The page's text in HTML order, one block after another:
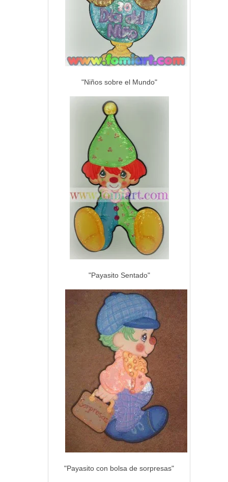
"Niños sobre el Mundo"
"Payasito Sentado"
"Payasito con bolsa de sorpresas"